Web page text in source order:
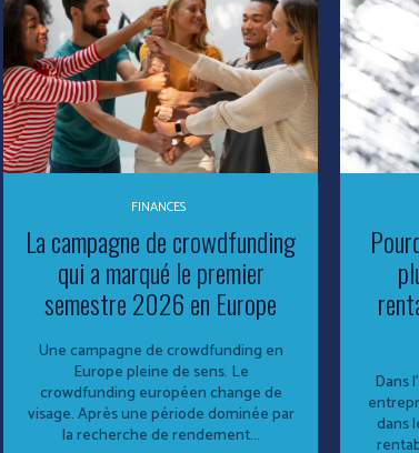
FINANCES
La campagne de crowdfunding
qui a marqué le premier
semestre 2026 en Europe
Une campagne de crowdfunding en
Europe pleine de sens. Le
crowdfunding européen change de
visage. Après une période dominée par
la recherche de rendement...
Dans
dans